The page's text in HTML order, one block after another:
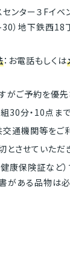
センター３Fイ
）地下鉄西18
：お電話もしくは
ご予約を優先
30分・10点まで
通機関等をご
させていただ
康保険証など
がある品物は